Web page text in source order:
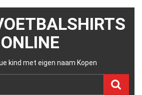
ONLINE
kind met eigen naam Kopen